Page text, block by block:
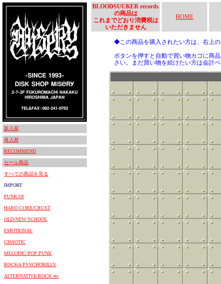
新入荷
再入荷
RECOMMEND
セール商品
すべての商品を見る
IMPORT
PUNK/OI
HARD CORE/CRUST
OLD/NEW SCHOOL
EMOTIONAL
CHAOTIC
MELODIC/POP PUNK
ROCKA/PSYCHOBILLY
ALTERNATIVE/ROCK etc
BLOODSUCKER records
の商品は
これまでどおり消費税は
いただきません
HOME
◆この商品を購入されたい方は、右上
ボタンを押すと自動で買い物カゴに商
さい。まだ買い物を続けたい方は会計